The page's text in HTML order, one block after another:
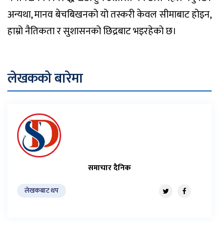
अन्यथा, मानव बेचबिखनको यो तस्करी केवल सीमाबाट होइन,
हाम्रो नैतिकता र सुशासनको छिद्रबाट भइरहेको छ।
लेखकको बारेमा
समाचार दैनिक
लेखकबाट थप